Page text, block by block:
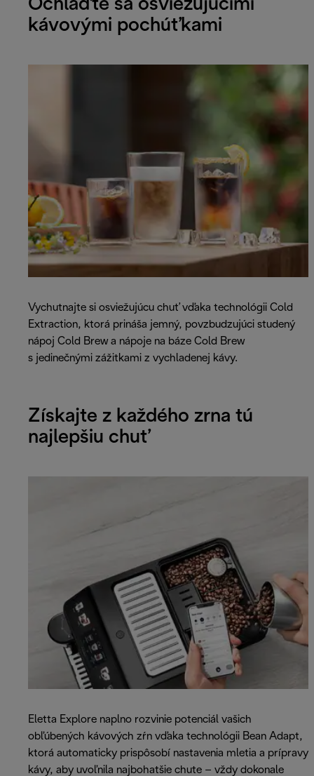
Ochlaďte sa osviežujúcimi
kávovými pochúťkami
Vychutnajte si osviežujúcu chuť vďaka technológii Cold
Extraction, ktorá prináša jemný, povzbudzujúci studený
nápoj Cold Brew a nápoje na báze Cold Brew
s jedinečnými zážitkami z vychladenej kávy.
Získajte z každého zrna tú
najlepšiu chuť
Eletta Explore naplno rozvinie potenciál vašich
obľúbených kávových zŕn vďaka technológii Bean Adapt,
ktorá automaticky prispôsobí nastavenia mletia a prípravy
kávy, aby uvoľnila najbohatšie chute – vždy dokonale